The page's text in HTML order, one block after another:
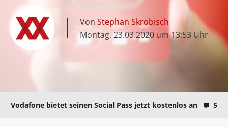
Von Stephan Skrobisch
Montag, 23.03.2020 um 13:53 Uhr
Vodafone bietet seinen Social Pass jetzt kostenlos an 5